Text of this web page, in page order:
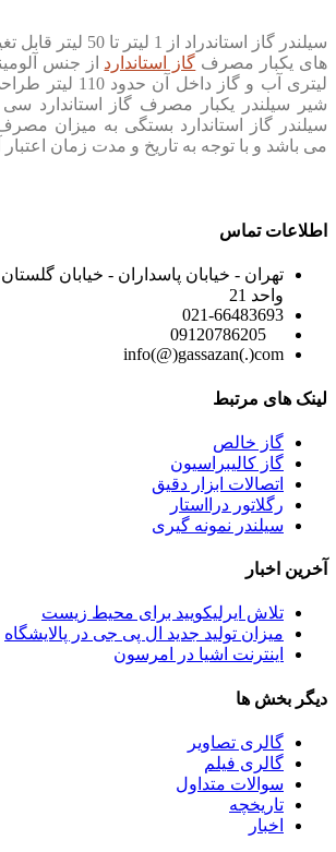
سیلندر گاز استاندراد از
های یکبار مصرف گاز استاندارد
لیتری آب و گاز
شیر سیلندر یکبار مصرف گاز استاندارد سی
سیلندر گاز استاندارد بستگی به میزان مصرف
می باشد و با توجه به تاریخ و مدت زمان
اطلاعات تماس
واحد 21
021-66483693
info(@)gassazan(.)com
لینک های مرتبط
گاز خالص
گاز کالیبراسیون
اتصالات ابزار دقیق
رگلاتور درااستار
سیلندر نمونه گیری
آخرین اخبار
تلاش ایرلیکویید برای محیط زیست
میزان تولید جدید ال پی جی در پالایشگاه
اینترنت اشیا در امرسون
دیگر بخش ها
گالری تصاویر
گالری فیلم
سوالات متداول
تاریخچه
اخبار